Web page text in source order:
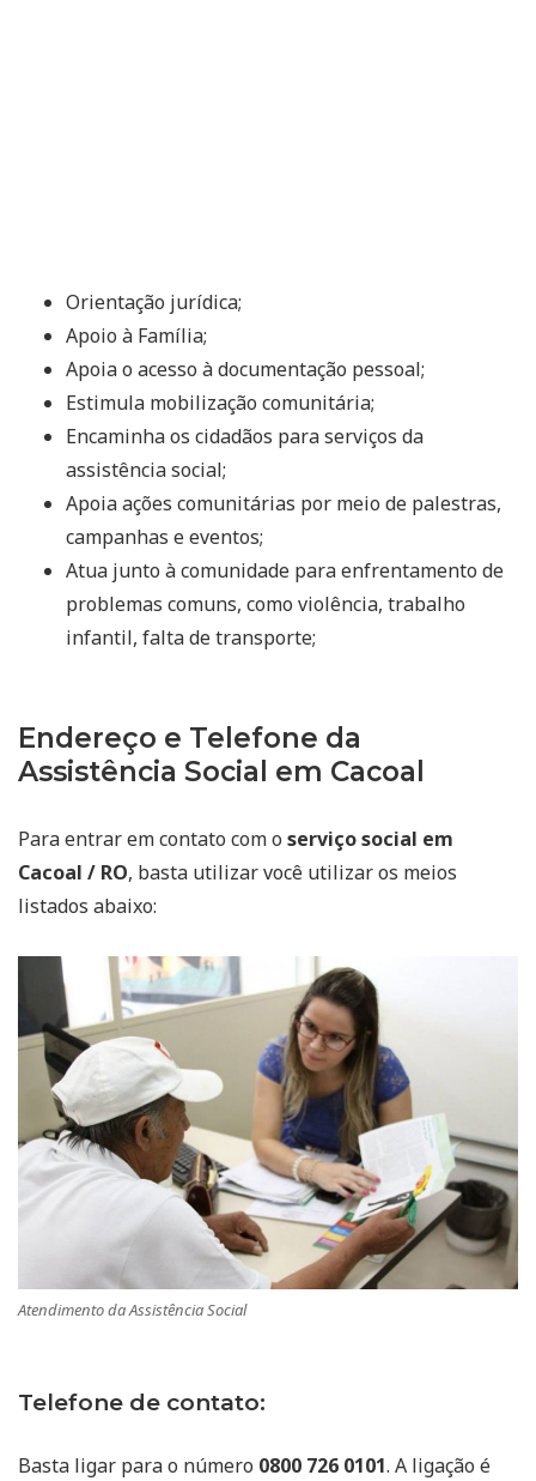
Orientação jurídica;
Apoio à Família;
Apoia o acesso à documentação pessoal;
Estimula mobilização comunitária;
Encaminha os cidadãos para serviços da
assistência social;
Apoia ações comunitárias por meio de palestras,
campanhas e eventos;
Atua junto à comunidade para enfrentamento de
problemas comuns, como violência, trabalho
infantil, falta de transporte;
Endereço e Telefone da
Assistência Social em Cacoal
Para entrar em contato com o serviço social em
Cacoal / RO, basta utilizar você utilizar os meios
listados abaixo:
Atendimento da Assistência Social
Telefone de contato:
Basta ligar para o número 0800 726 0101. A ligação é